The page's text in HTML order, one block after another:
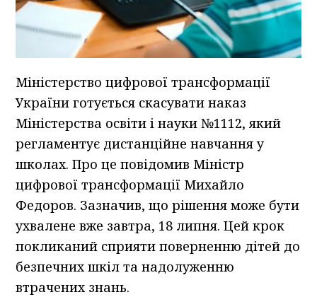
Міністерство цифрової трансформації
України готується скасувати наказ
Міністерства освіти і науки №1112, який
регламентує дистанційне навчання у
школах. Про це повідомив Міністр
цифрової трансформації Михайло
Федоров. Зазначив, що рішення може бути
ухвалене вже завтра, 18 липня. Цей крок
покликаний сприяти поверненню дітей до
безпечних шкіл та надолуженню
втрачених знань.